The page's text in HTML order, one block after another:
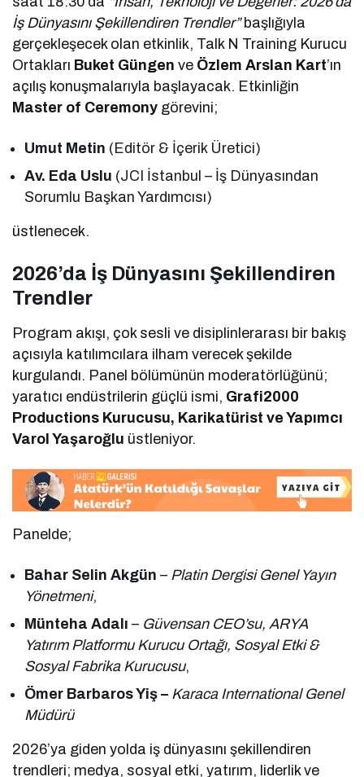
İş Dünyasını Şekillendiren Trendler”başlığıyla
gerçekleşecek olan etkinlik, Talk N Training Kurucu
Ortakları Buket Güngen ve Özlem Arslan Kart’ın
açılış konuşmalarıyla başlayacak. Etkinliğin
Master of Ceremony görevini;
Umut Metin (Editör & İçerik Üretici)
Av. Eda Uslu (JCI İstanbul – İş Dünyasından
Sorumlu Başkan Yardımcısı)
üstlenecek.
2026’da İş Dünyasını Şekillendiren
Trendler
Program akışı, çok sesli ve disiplinlerarası bir bakış
açısıyla katılımcılara ilham verecek şekilde
kurgulandı. Panel bölümünün moderatörlüğünü;
yaratıcı endüstrilerin güçlü ismi, Grafi2000
Productions Kurucusu, Karikatürist ve Yapımcı
Varol Yaşaroğlu üstleniyor.
Panelde;
Bahar Selin Akgün– Platin Dergisi Genel Yayın
Yönetmeni,
Münteha Adalı– Güvensan CEO’su, ARYA
Yatırım Platformu Kurucu Ortağı, Sosyal Etki &
Sosyal Fabrika Kurucusu,
Ömer Barbaros Yiş – Karaca International Genel
Müdürü
2026’ya giden yolda iş dünyasını şekillendiren
trendleri; medya, sosyal etki, yatırım, liderlik ve